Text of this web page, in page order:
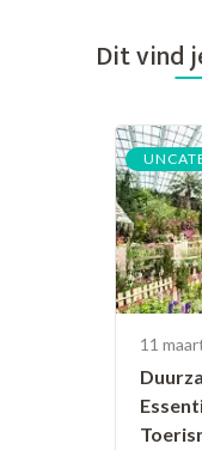
Dit vind
11